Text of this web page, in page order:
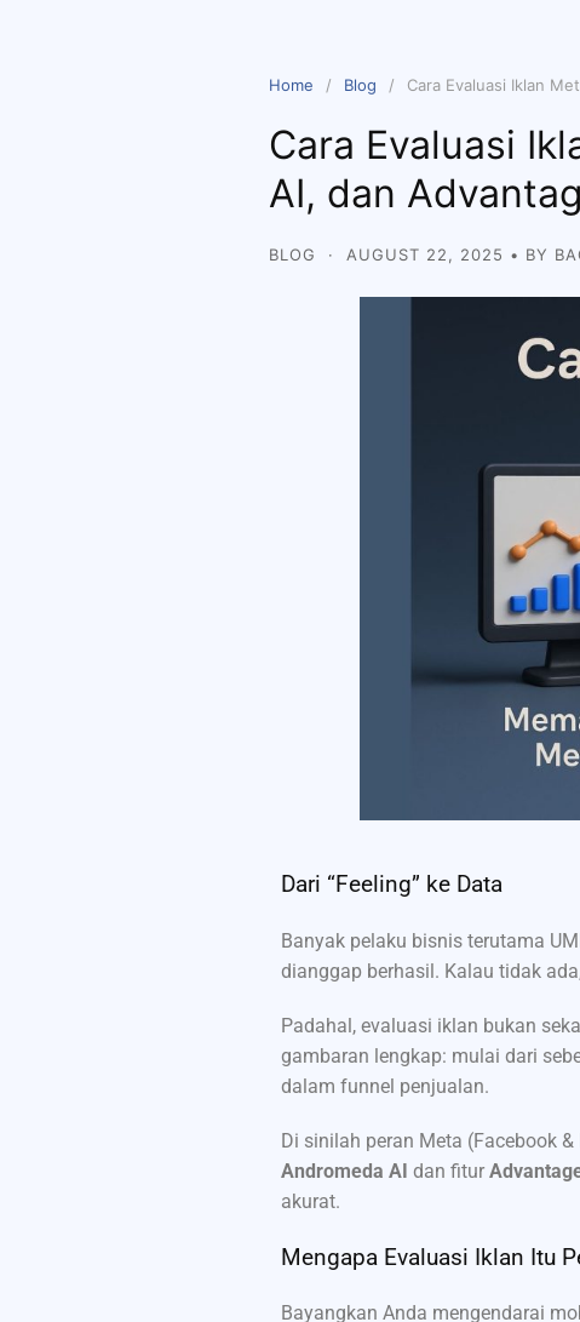
Home Blog Cara Evaluasi Iklan
Cara Evaluasi
AI, dan
BLOG · AUGUST 22, 2025 • BY
Dari “Feeling” ke Data
Banyak pelaku bisnis terutama
dianggap berhasil. Kalau tidak
Padahal, evaluasi iklan bukan
gambaran lengkap: mulai dari
dalam funnel penjualan.
Di sinilah peran Meta (Facebook
Andromeda AI dan fitur
akurat.
Mengapa Evaluasi Iklan Itu
Bayangkan Anda mengendarai